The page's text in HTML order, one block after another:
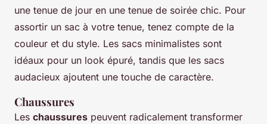
une tenue de jour en une tenue de soirée chic. Pour
assortir un sac à votre tenue, tenez compte de la
couleur et du style. Les sacs minimalistes sont
idéaux pour un look épuré, tandis que les sacs
audacieux ajoutent une touche de caractère.
Chaussures
Les chaussures peuvent radicalement transformer